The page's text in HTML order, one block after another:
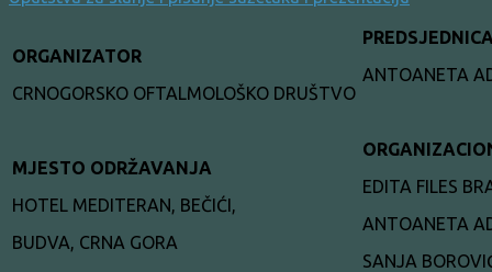
ORGANIZATOR
CRNOGORSKO OFTALMOLOŠKO DRUŠTVO
MJESTO ODRŽAVANJA
HOTEL MEDITERAN, BEČIĆI,
BUDVA, CRNA GORA
ANTOANETA
EDITA FILES
ANTOANETA
SANJA